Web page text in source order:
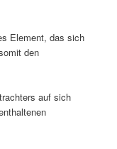
Element, das sich
den
auf sich